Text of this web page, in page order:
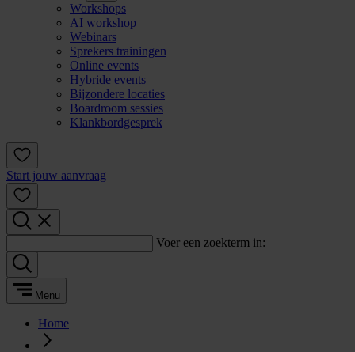
Workshops
AI workshop
Webinars
Sprekers trainingen
Online events
Hybride events
Bijzondere locaties
Boardroom sessies
Klankbordgesprek
Start jouw aanvraag
Voer een zoekterm in:
Menu
Home